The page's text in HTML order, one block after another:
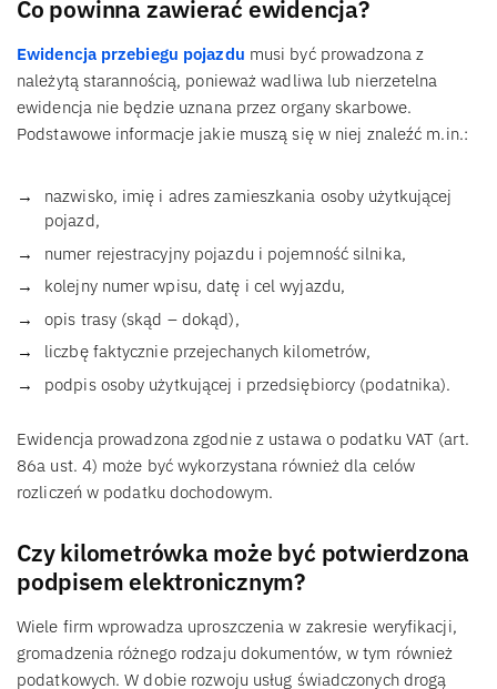
Co powinna zawierać ewidencja?
Ewidencja przebiegu pojazdu musi być prowadzona z
należytą starannością, ponieważ wadliwa lub nierzetelna
ewidencja nie będzie uznana przez organy skarbowe.
Podstawowe informacje jakie muszą się w niej znaleźć m.in.:
nazwisko, imię i adres zamieszkania osoby użytkującej
pojazd,
numer rejestracyjny pojazdu i pojemność silnika,
kolejny numer wpisu, datę i cel wyjazdu,
opis trasy (skąd – dokąd),
liczbę faktycznie przejechanych kilometrów,
podpis osoby użytkującej i przedsiębiorcy (podatnika).
Ewidencja prowadzona zgodnie z ustawa o podatku VAT (art.
86a ust. 4) może być wykorzystana również dla celów
rozliczeń w podatku dochodowym.
Czy kilometrówka może być potwierdzona
podpisem elektronicznym?
Wiele firm wprowadza uproszczenia w zakresie weryfikacji,
gromadzenia różnego rodzaju dokumentów, w tym również
podatkowych. W dobie rozwoju usług świadczonych drogą